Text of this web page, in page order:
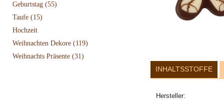
Geburtstag (55)
Taufe (15)
Hochzeit
Weihnachten Dekore (119)
Weihnachts Präsente (31)
INHALTSSTOFFE
Hersteller: